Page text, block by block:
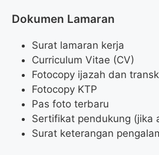
Dokumen Lamaran
Surat lamaran kerja
Curriculum Vitae (CV)
Fotocopy ijazah dan
Fotocopy KTP
Pas foto terbaru
Sertifikat pendukung (jika
Surat keterangan